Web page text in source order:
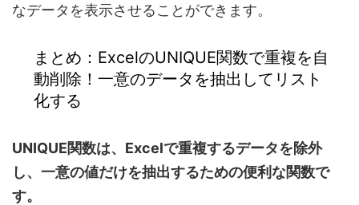
なデータを表示させることができます。
まとめ：ExcelのUNIQUE関数で重複を自
動削除！一意のデータを抽出してリスト
化する
UNIQUE関数は、Excelで重複するデータを除外
し、一意の値だけを抽出するための便利な関数で
す。